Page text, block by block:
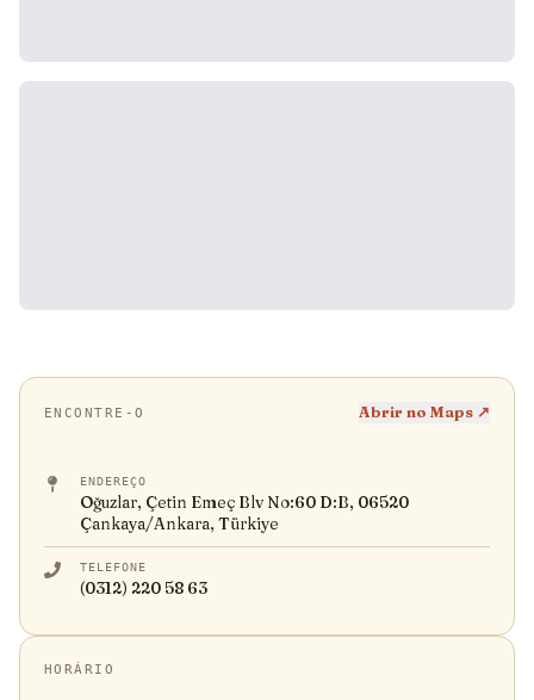
ENCONTRE-O Abrir no Maps ↗
ENDEREÇO
Oğuzlar, Çetin Emeç Blv No:60 D:B, 06520
Çankaya/Ankara, Türkiye
TELEFONE
(0312) 220 58 63
HORÁRIO